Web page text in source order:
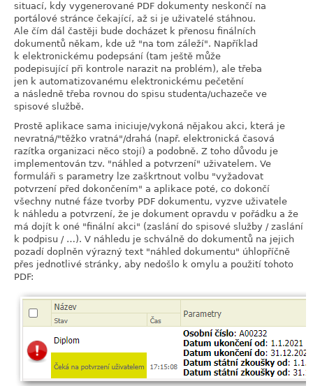
situací, kdy vygenerované PDF dokumenty neskončí na
portálové stránce čekající, až si je uživatelé stáhnou.
Ale čím dál častěji bude docházet k přenosu finálních
dokumentů někam, kde už "na tom záleží". Například
k elektronickému podepsání (tam ještě může
podepisující při kontrole narazit na problém), ale třeba
jen k automatizovanému elektronickému pečetění
a následně třeba rovnou do spisu studenta/uchazeče ve
spisové službě.
Prostě aplikace sama iniciuje/vykoná nějakou akci, která je
nevratná/"těžko vratná"/drahá (např. elektronická časová
razítka organizaci něco stojí) a podobně. Z toho důvodu je
implementován tzv. "náhled a potvrzení" uživatelem. Ve
formuláři s parametry lze zaškrtnout volbu "vyžadovat
potvrzení před dokončením" a aplikace poté, co dokončí
všechny nutné fáze tvorby PDF dokumentu, vyzve uživatele
k náhledu a potvrzení, že je dokument opravdu v pořádku a že
má dojít k oné "finální akci" (zaslání do spisové služby / zaslání
k podpisu / …). V náhledu je schválně do dokumentů na jejich
pozadí doplněn výrazný text "náhled dokumentu" úhlopříčně
přes jednotlivé stránky, aby nedošlo k omylu a použití tohoto
PDF: